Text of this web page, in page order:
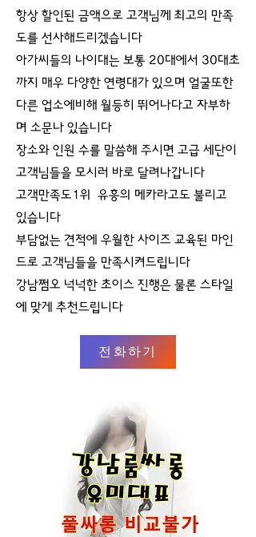
항상 할인된 금액으로 고객님께 최고의 만족
도를 선사해드리겠습니다
아가씨들의 나이대는 보통 20대에서 30대초
까지 매우 다양한 연령대가 있으며 얼굴또한
다른 업소에비해 월등히 뛰어나다고 자부하
며 소문나 있습니다
장소와 인원 수를 말씀해 주시면 고급 세단이
고객님들을 모시러 바로 달려나갑니다
고객만족도1위 유흥의 메카라고도 불리고
있습니다
부담없는 견적에 우월한 사이즈 교육된 마인
드로 고객님들을 만족시켜드립니다
강남쩜오 넉넉한 초이스 진행은 물론 스타일
에 맞게 추천드립니다
전화하기